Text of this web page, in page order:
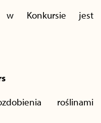
w Konkursie jest
roślinami